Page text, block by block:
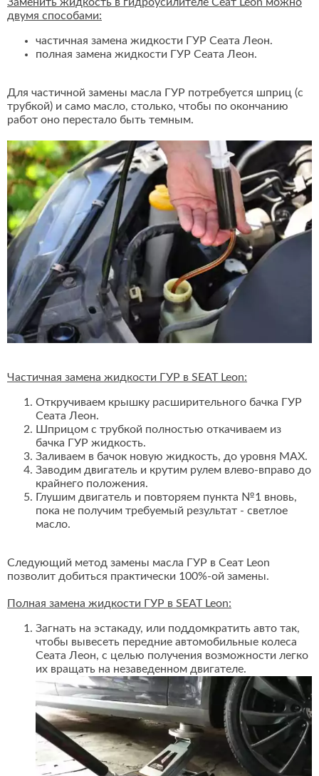
двумя способами:
частичная замена жидкости ГУР Сеата Леон.
полная замена жидкости ГУР Сеата Леон.
Для частичной замены масла ГУР потребуется шприц (с
трубкой) и само масло, столько, чтобы по окончанию
работ оно перестало быть темным.
Частичная замена жидкости ГУР в SEAT Leon:
Откручиваем крышку расширительного бачка ГУР
Сеата Леон.
Шприцом с трубкой полностью откачиваем из
бачка ГУР жидкость.
Заливаем в бачок новую жидкость, до уровня MAX.
Заводим двигатель и крутим рулем влево-вправо до
крайнего положения.
Глушим двигатель и повторяем пункта №1 вновь,
пока не получим требуемый результат - светлое
масло.
Следующий метод замены масла ГУР в Сеат Leon
позволит добиться практически 100%-ой замены.
Полная замена жидкости ГУР в SEAT Leon:
Загнать на эстакаду, или поддомкратить авто так,
чтобы вывесеть передние автомобильные колеса
Сеата Леон, с целью получения возможности легко
их вращать на незаведенном двигателе.